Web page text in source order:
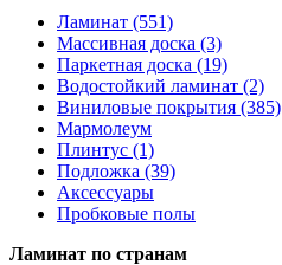
Ламинат (551)
Массивная доска (3)
Паркетная доска (19)
Водостойкий ламинат (2)
Виниловые покрытия (385)
Мармолеум
Плинтус (1)
Подложка (39)
Аксессуары
Пробковые полы
Ламинат по странам